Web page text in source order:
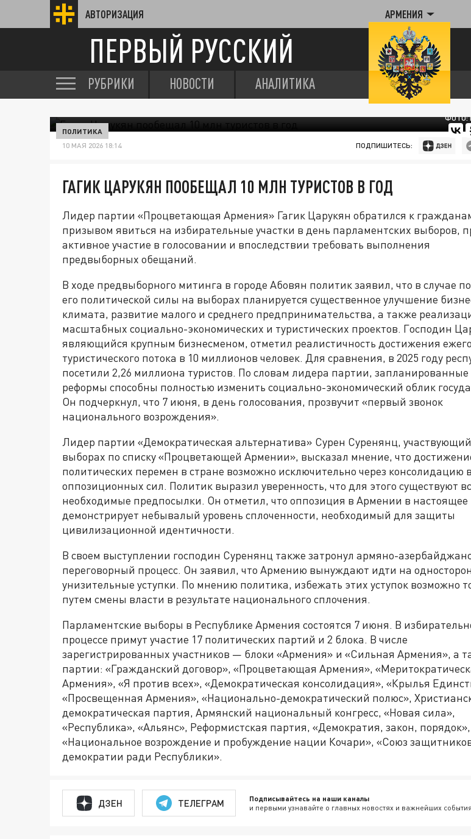
АВТОРИЗАЦИЯ АРМЕНИЯ
ПЕРВЫЙ РУССКИЙ
РУБРИКИ НОВОСТИ АНАЛИТИКА
ФОТО:
ПОЛИТИКА
10 МАЯ 2026 18:14 ПОДПИШИТЕСЬ:
ГАГИК ЦАРУКЯН ПООБЕЩАЛ 10 МЛН ТУРИСТОВ В ГОД
Лидер партии «Процветающая Армения» Гагик Царукян обратился к
призывом явиться на избирательные участки в день парламентских выборов,
активное участие в голосовании и впоследствии требовать выполнения
предвыборных обещаний.
В ходе предвыборного митинга в городе Абовян политик заявил, что в случае
его политической силы на выборах планируется существенное улучшение
климата, развитие малого и среднего предпринимательства, а также
масштабных социально-экономических и туристических проектов. Господин
являющийся крупным бизнесменом, отметил реалистичность достижения
туристического потока в 10 миллионов человек. Для сравнения, в 2025 году
посетили 2,26 миллиона туристов. По словам лидера партии, запланированные
реформы способны полностью изменить социально-экономический облик
Он подчеркнул, что 7 июня, в день голосования, прозвучит «первый звонок
национального возрождения».
Лидер партии «Демократическая альтернатива» Сурен Суренянц,
выборах по списку «Процветающей Армении», высказал мнение, что
политических перемен в стране возможно исключительно через консолидацию
оппозиционных сил. Политик выразил уверенность, что для этого существуют
необходимые предпосылки. Он отметил, что оппозиция в Армении в настоящее
демонстрирует небывалый уровень сплоченности, необходимый для защиты
цивилизационной идентичности.
В своем выступлении господин Суренянц также затронул армяно-
переговорный процесс. Он заявил, что Армению вынуждают идти на
унизительные уступки. По мнению политика, избежать этих уступок возможно
путем смены власти в результате национального сплочения.
Парламентские выборы в Республике Армения состоятся 7 июня. В
процессе примут участие 17 политических партий и 2 блока. В числе
зарегистрированных участников — блоки «Армения» и «Сильная Армения», а
партии: «Гражданский договор», «Процветающая Армения»,
Армения», «Я против всех», «Демократическая консолидация», «Крылья
«Просвещенная Армения», «Национально-демократический полюс»,
демократическая партия, Армянский национальный конгресс, «Новая сила»,
«Республика», «Альянс», Реформистская партия, «Демократия, закон, порядок»,
«Национальное возрождение и пробуждение нации Кочари», «Союз
демократии ради Республики».
ДЗЕН ТЕЛЕГРАМ Подписывайтесь на наши каналы
и первыми узнавайте о главных новостях и важнейших